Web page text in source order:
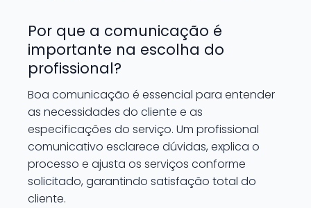
Por que a comunicação é
importante na escolha do
profissional?
Boa comunicação é essencial para entender
as necessidades do cliente e as
especificações do serviço. Um profissional
comunicativo esclarece dúvidas, explica o
processo e ajusta os serviços conforme
solicitado, garantindo satisfação total do
cliente.